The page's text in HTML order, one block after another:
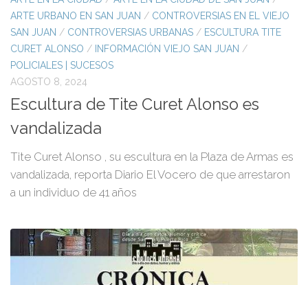
ARTE URBANO EN SAN JUAN / CONTROVERSIAS EN EL VIEJO
SAN JUAN / CONTROVERSIAS URBANAS / ESCULTURA TITE
CURET ALONSO / INFORMACIÓN VIEJO SAN JUAN /
POLICIALES | SUCESOS
AGOSTO 8, 2024
Escultura de Tite Curet Alonso es
vandalizada
Tite Curet Alonso , su escultura en la Plaza de Armas es
vandalizada, reporta Diario El Vocero de que arrestaron
a un individuo de 41 años